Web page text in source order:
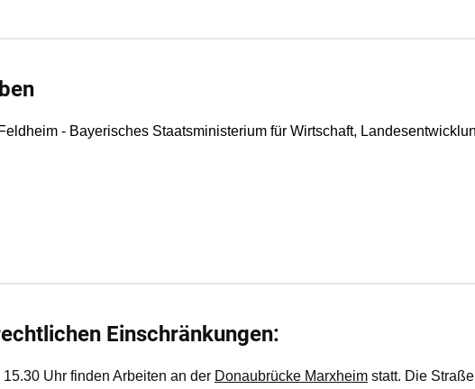
- Bayerisches Staatsministerium für Wirtschaft,
Einschränkungen:
Uhr finden Arbeiten an der Donaubrücke Marxheim statt. Die Straße